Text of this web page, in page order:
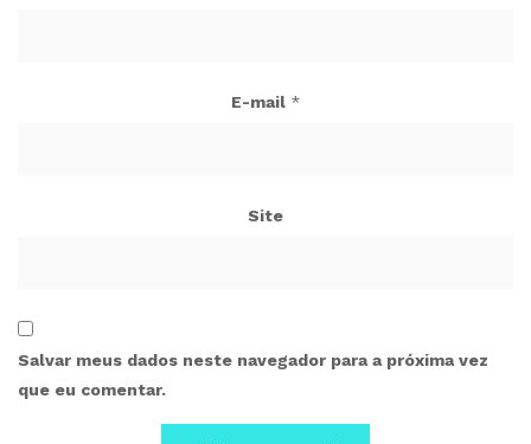
E-mail *
Site
Salvar meus dados neste navegador para a próxima vez
que eu comentar.